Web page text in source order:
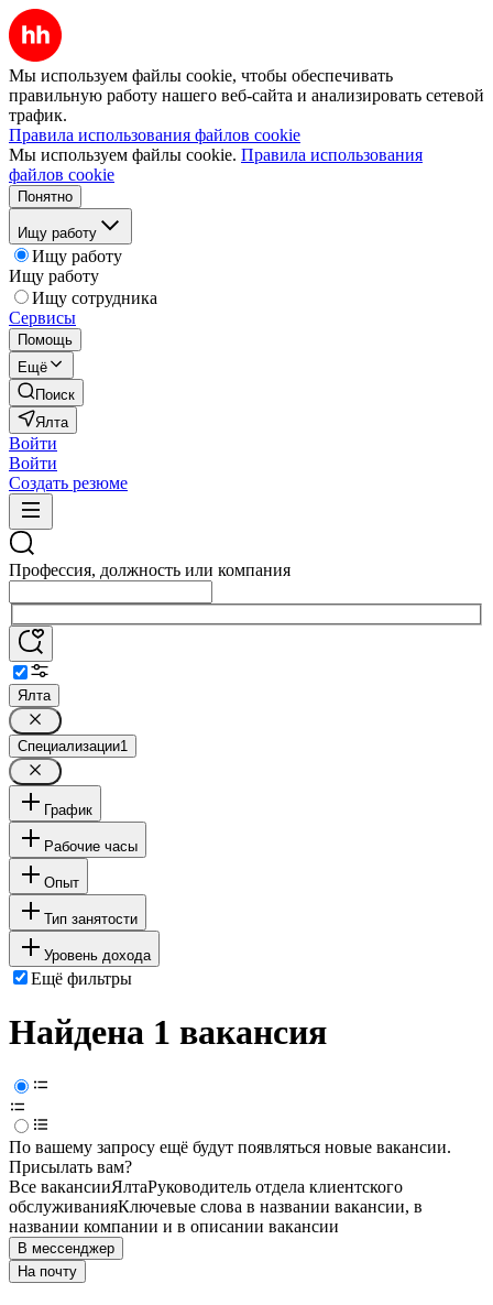
Мы используем файлы cookie, чтобы обеспечивать
правильную работу нашего веб-сайта и анализировать сетевой
трафик.
Правила использования файлов cookie
Мы используем файлы cookie. Правила использования
файлов cookie
Понятно
Ищу работу
Ищу работу
Ищу работу
Ищу сотрудника
Сервисы
Помощь
Ещё
Поиск
Ялта
Войти
Войти
Создать резюме
Профессия, должность или компания
Ялта
Специализации1
График
Рабочие часы
Опыт
Тип занятости
Уровень дохода
Ещё фильтры
Найдена 1 вакансия
По вашему запросу ещё будут появляться новые вакансии.
Присылать вам?
Все вакансииЯлтаРуководитель отдела клиентского
обслуживанияКлючевые слова в названии вакансии, в
названии компании и в описании вакансии
В мессенджер
На почту